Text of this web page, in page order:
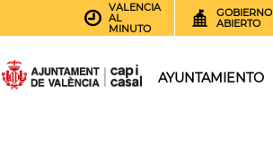
VALENCIA
AL
MINUTO
GOBIERNO
ABIERTO
AYUNTAMIENTO